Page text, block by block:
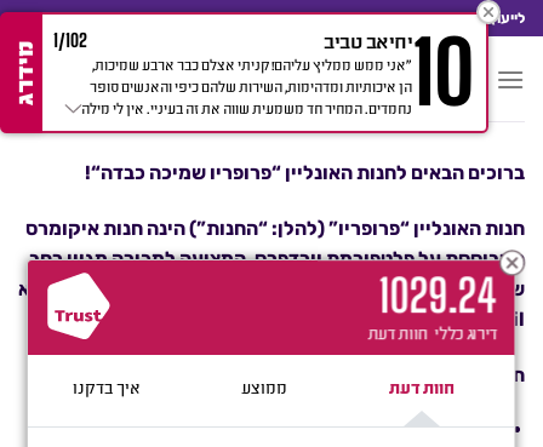
Skip
to
content
לייעוץ מהיר חייגו: 052-714-7100
ברוכים הבאים לחנות האונליין “פרופריו שמיכה כבדה“!
חנות האונליין “פרופריו” (להלן: “החנות”) הינה חנות איקומרס
המבוססת על פלטפורמת וורדפרס, המציעה למכירה מגוון רחב
של שמיכות כבדות ומוצרים נלווים. כתובת האתר של החנות היא
properio.co.il.
תנאים כלליים:
כל אדם המבצע רכישה באתר החנות (להלן: “הלקוח”)
מידרג 10
1/102 יחיאב טביב
"אני ממש ממליץ עליהם! קניתי אצלם כבר ארבע שמיכות,
הן איכותיות ומדהימות, השירות שלהם כיפי והאנשים סופר
נחמדים. המחיר חד משמעית שווה את זה בעיניי. אין לי מילה
אחת רעה להגיד עליהם!"
9.24
דירוג כללי
102
חוות דעת